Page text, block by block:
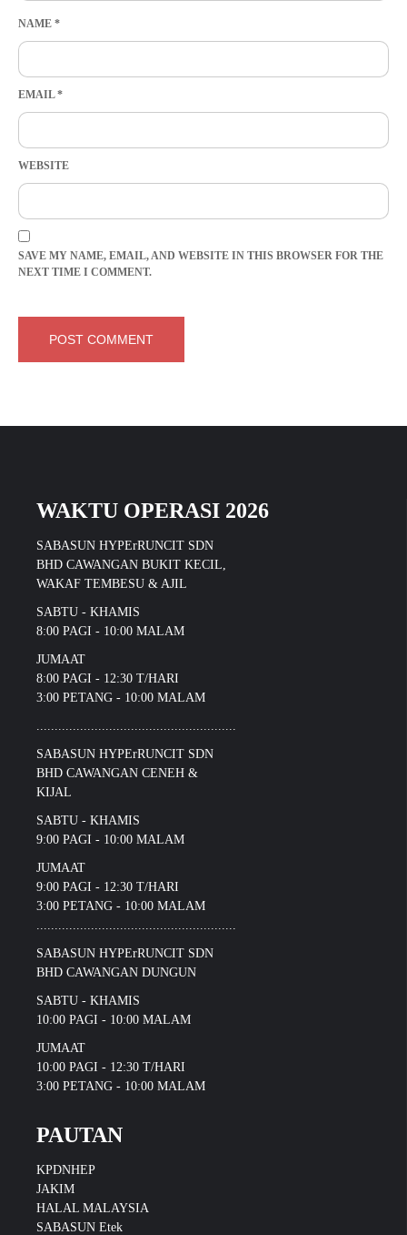
NAME *
EMAIL*
WEBSITE
SAVE MY NAME, EMAIL, AND WEBSITE IN THIS BROWSER FOR THE
NEXT TIME I COMMENT.
WAKTU OPERASI 2026
SABASUN HYPErRUNCIT SDN
BHD CAWANGAN BUKIT KECIL,
WAKAF TEMBESU & AJIL
SABTU - KHAMIS
8:00 PAGI - 10:00 MALAM
JUMAAT
8:00 PAGI - 12:30 T/HARI
3:00 PETANG - 10:00 MALAM
SABASUN HYPErRUNCIT SDN
BHD CAWANGAN CENEH &
KIJAL
SABTU - KHAMIS
9:00 PAGI - 10:00 MALAM
JUMAAT
9:00 PAGI - 12:30 T/HARI
3:00 PETANG - 10:00 MALAM
SABASUN HYPErRUNCIT SDN
BHD CAWANGAN DUNGUN
SABTU - KHAMIS
10:00 PAGI - 10:00 MALAM
JUMAAT
10:00 PAGI - 12:30 T/HARI
3:00 PETANG - 10:00 MALAM
PAUTAN
KPDNHEP
JAKIM
HALAL MALAYSIA
SABASUN Etek